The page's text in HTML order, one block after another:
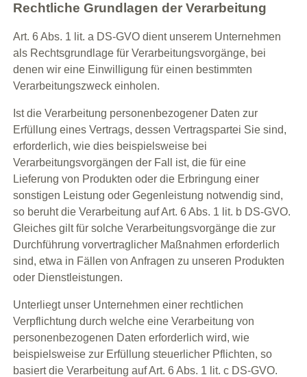
Rechtliche Grundlagen der Verarbeitung
Art. 6 Abs. 1 lit. a DS-GVO dient unserem Unternehmen
als Rechtsgrundlage für Verarbeitungsvorgänge, bei
denen wir eine Einwilligung für einen bestimmten
Verarbeitungszweck einholen.
Ist die Verarbeitung personenbezogener Daten zur
Erfüllung eines Vertrags, dessen Vertragspartei Sie sind,
erforderlich, wie dies beispielsweise bei
Verarbeitungsvorgängen der Fall ist, die für eine
Lieferung von Produkten oder die Erbringung einer
sonstigen Leistung oder Gegenleistung notwendig sind,
so beruht die Verarbeitung auf Art. 6 Abs. 1 lit. b DS-GVO.
Gleiches gilt für solche Verarbeitungsvorgänge die zur
Durchführung vorvertraglicher Maßnahmen erforderlich
sind, etwa in Fällen von Anfragen zu unseren Produkten
oder Dienstleistungen.
Unterliegt unser Unternehmen einer rechtlichen
Verpflichtung durch welche eine Verarbeitung von
personenbezogenen Daten erforderlich wird, wie
beispielsweise zur Erfüllung steuerlicher Pflichten, so
basiert die Verarbeitung auf Art. 6 Abs. 1 lit. c DS-GVO.